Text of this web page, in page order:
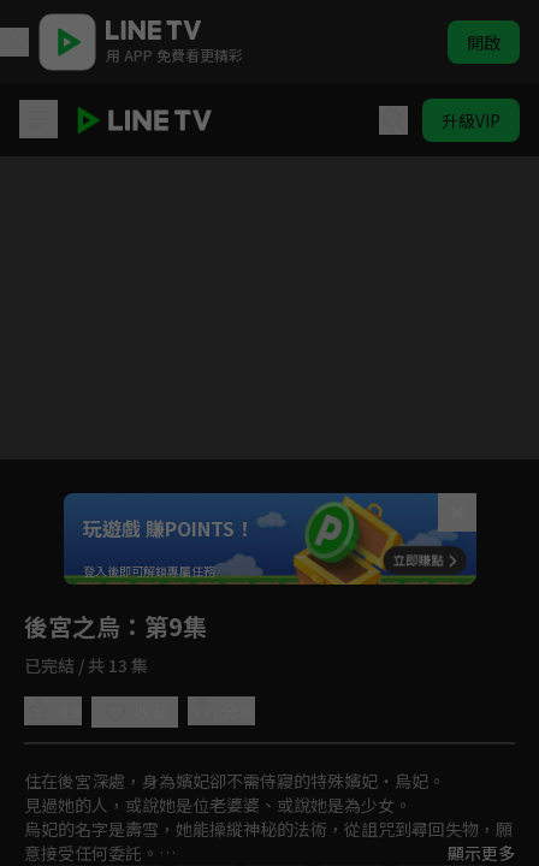
用 APP 免費看更精彩 開啟
升級VIP
Unmute
如有不便請見諒
玩遊戲 賺POINTS！
登入後即可解鎖專屬任務
後宮之烏 ：第9集
已完結 / 共 13 集
住在後宮深處，身為嬪妃卻不需侍寢的特殊嬪妃・烏妃。
見過她的人，或說她是位老婆婆、或說她是為少女。
烏妃的名字是壽雪，她能操縱神秘的法術，從詛咒到尋回失物，願
意接受任何委託。
顯示更多